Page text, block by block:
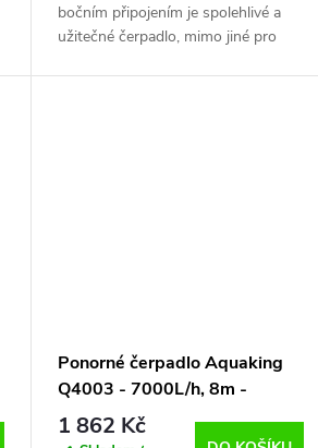
bočním připojením je spolehlivé a
užitečné čerpadlo, mimo jiné pro
Ponorné čerpadlo Aquaking
Q4003 - 7000L/h, 8m -
tlakové čerpadlo
1 862 Kč